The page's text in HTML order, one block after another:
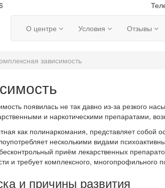
О центре Условия Отзывы
зависимость
появилась не так давно из-за резкого
и наркотическими препаратами,
как полинаркомания, представляет
несколькими видами
приём лекарственных
и требует комплексного, многопрофильного
и причины развития